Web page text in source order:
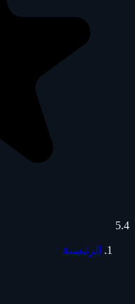
5.4
الرئيسية